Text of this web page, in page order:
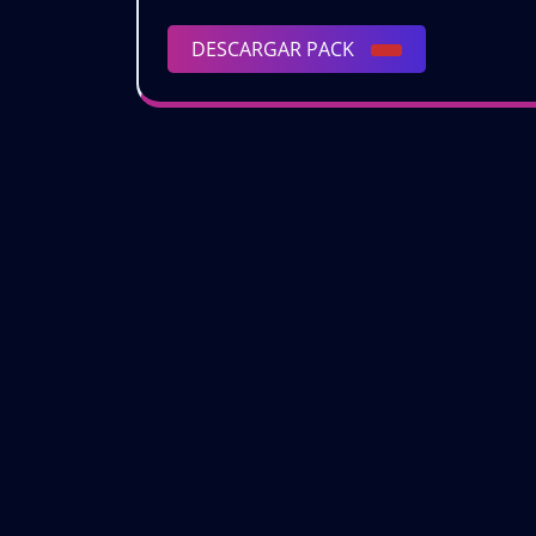
DESCARGAR PACK
DESCARGAR
PACK